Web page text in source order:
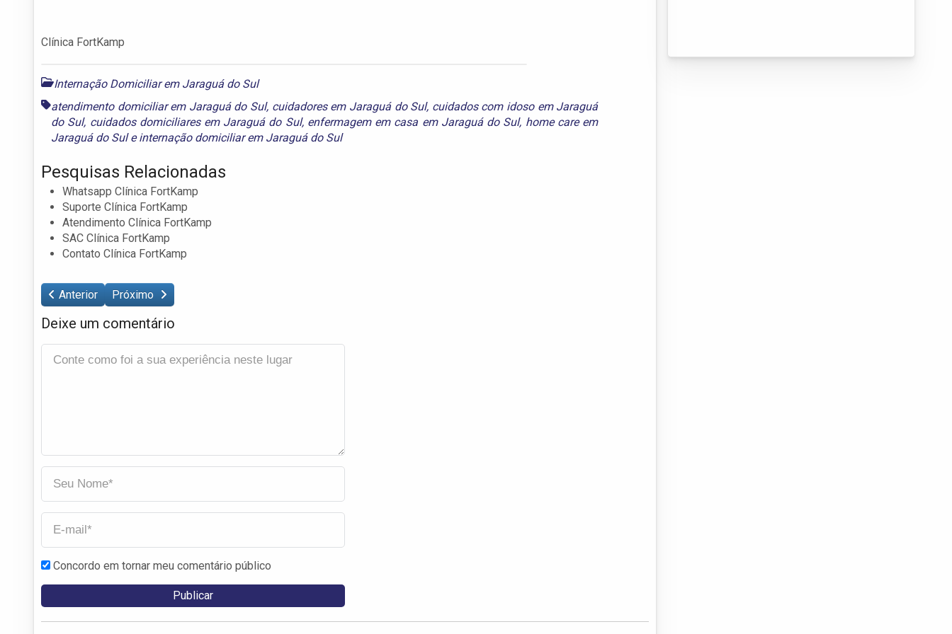
Clínica FortKamp
Internação Domiciliar em Jaraguá do Sul
atendimento domiciliar em Jaraguá do Sul, cuidadores em Jaraguá do Sul, cuidados com idoso em Jaraguá
do Sul, cuidados domiciliares em Jaraguá do Sul, enfermagem em casa em Jaraguá do Sul, home care em
Jaraguá do Suleinternação domiciliar em Jaraguá do Sul
Pesquisas Relacionadas
Whatsapp Clínica FortKamp
Suporte Clínica FortKamp
Atendimento Clínica FortKamp
SAC Clínica FortKamp
Contato Clínica FortKamp
Anterior Próximo
Deixe um comentário
Concordo em tornar meu comentário público